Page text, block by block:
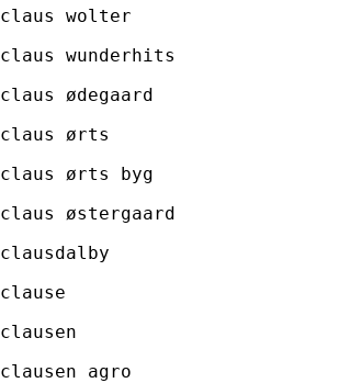
claus wolter
claus wunderhits
claus ødegaard
claus ørts
claus ørts byg
claus østergaard
clausdalby
clause
clausen
clausen agro